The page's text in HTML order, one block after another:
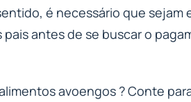
é necessário que sejam
antes de se buscar o
avoengos ? Conte